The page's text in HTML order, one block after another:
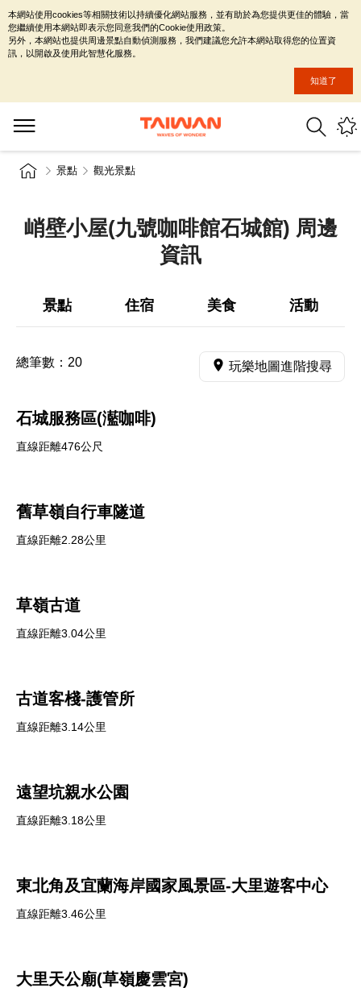
景點 觀光景點
峭壁小屋(九號咖啡館石城館) 周邊
資訊
景點 住宿 美食 活動
總筆數： 20 玩樂地圖進階搜尋
石城服務區(灆咖啡)
直線距離476公尺
舊草嶺自行車隧道
直線距離2.28公里
草嶺古道
直線距離3.04公里
古道客棧-護管所
直線距離3.14公里
遠望坑親水公園
直線距離3.18公里
東北角及宜蘭海岸國家風景區-大里遊客中心
直線距離3.46公里
大里天公廟(草嶺慶雲宮)
本網站使用cookies等相關技術以持續優化網站服務，並有助於為您提供更佳的體驗，當
您繼續使用本網站即表示您同意我們的Cookie使用政策。
另外，本網站也提供周邊景點自動偵測服務，我們建議您允許本網站取得您的位置資
訊，以開啟及使用此智慧化服務。
知道了